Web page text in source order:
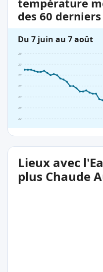
température
des 60
Du 7 juin au 7 août
22°
23°
24°
25°
26°
27°
28°
Lieux avec
plus Chaude